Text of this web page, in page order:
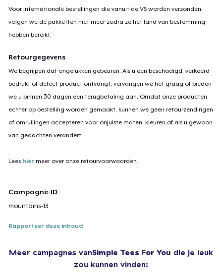
Voor internationale bestellingen die vanuit de VS worden verzonden,
volgen we de pakketten niet meer zodra ze het land van bestemming
hebben bereikt.
Retourgegevens
We begrijpen dat ongelukken gebeuren. Als u een beschadigd, verkeerd
bedrukt of defect product ontvangt, vervangen we het graag of bieden
we u binnen 30 dagen een terugbetaling aan. Omdat onze producten
echter op bestelling worden gemaakt, kunnen we geen retourzendingen
of omruilingen accepteren voor onjuiste maten, kleuren of als u gewoon
van gedachten verandert.
Lees hier meer over onze retourvoorwaarden.
Campagne-ID
mountains-13
Rapporteer deze inhoud
Meer campagnes vanSimple Tees For You die je leuk
zou kunnen vinden: